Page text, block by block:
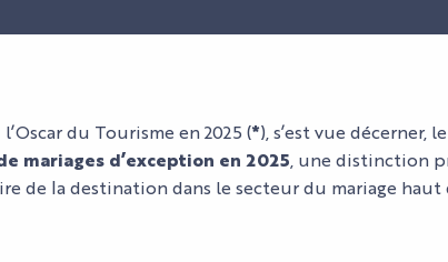
du Tourisme en 2025 (*), s’est vue décerner,
mariages d’exception en 2025 , une distinction
de la destination dans le secteur du mariage haut